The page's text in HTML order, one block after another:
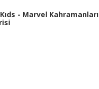
- Marvel Kahramanları